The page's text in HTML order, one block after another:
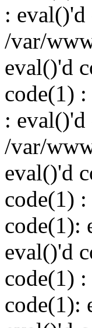
:
/var/
eval()'d
code(1)
:
/var/
eval()'d
code(1)
code(1):
eval()'d
code(1)
code(1):